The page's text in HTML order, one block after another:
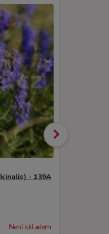
- 139A
Není skladem